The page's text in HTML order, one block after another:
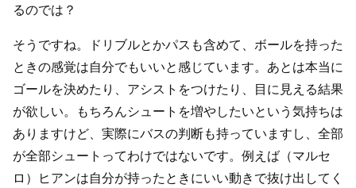
るのでは？
そうですね。ドリブルとかパスも含めて、ボールを持った
ときの感覚は自分でもいいと感じています。あとは本当に
ゴールを決めたり、アシストをつけたり、目に見える結果
が欲しい。もちろんシュートを増やしたいという気持ちは
ありますけど、実際にバスの判断も持っていますし、全部
が全部シュートってわけではないです。例えば（マルセ
ロ）ヒアンは自分が持ったときにいい動きで抜け出してく